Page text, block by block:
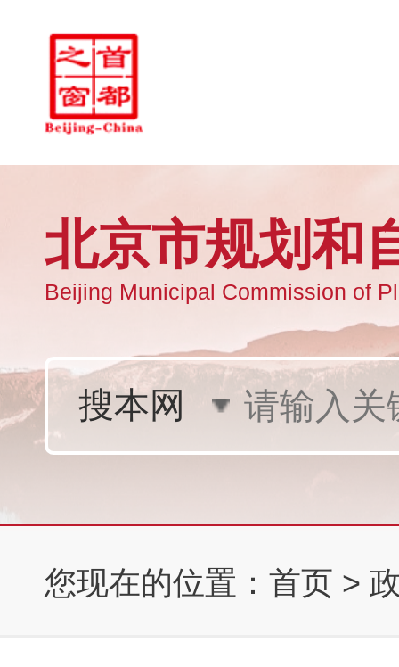
您现在的位置： 首页 >